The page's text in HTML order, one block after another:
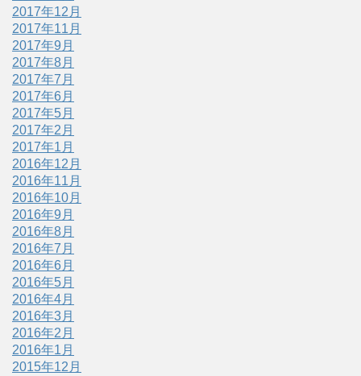
2017年12月
2017年11月
2017年9月
2017年8月
2017年7月
2017年6月
2017年5月
2017年2月
2017年1月
2016年12月
2016年11月
2016年10月
2016年9月
2016年8月
2016年7月
2016年6月
2016年5月
2016年4月
2016年3月
2016年2月
2016年1月
2015年12月